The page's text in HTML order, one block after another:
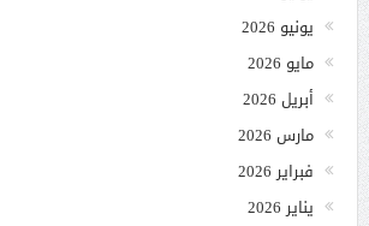
يونيو 2026
مايو 2026
أبريل 2026
مارس 2026
فبراير 2026
يناير 2026